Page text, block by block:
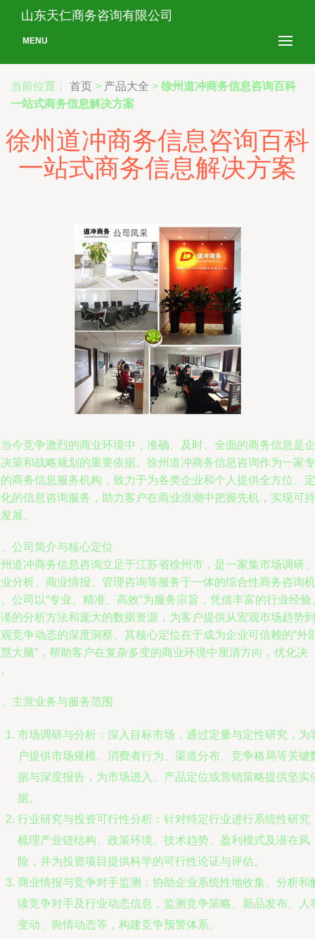
山东天仁商务咨询有限公司
MENU
当前位置： 首页 > 产品大全 > 徐州道冲商务信息咨询百科
一站式商务信息解决方案
徐州道冲商务信息咨询百科
一站式商务信息解决方案
今竞争激烈的商业环境中，准确、及时、全面的商务信息是企
策和战略规划的重要依据。徐州道冲商务信息咨询作为一家专
商务信息服务机构，致力于为各类企业和个人提供全方位、定
的信息咨询服务，助力客户在商业浪潮中把握先机，实现可持
展。
公司简介与核心定位
道冲商务信息咨询立足于江苏省徐州市，是一家集市场调研、
分析、商业情报、管理咨询等服务于一体的综合性商务咨询机
公司以“专业、精准、高效”为服务宗旨，凭借丰富的行业经验
的分析方法和庞大的数据资源，为客户提供从宏观市场趋势到
竞争动态的深度洞察。其核心定位在于成为企业可信赖的“外
大脑”，帮助客户在复杂多变的商业环境中厘清方向，优化决
主营业务与服务范围
市场调研与分析：深入目标市场，通过定量与定性研究，为
户提供市场规模、消费者行为、渠道分布、竞争格局等关键
据与深度报告，为市场进入、产品定位或营销策略提供坚实
据。
行业研究与投资可行性分析：针对特定行业进行系统性研究
梳理产业链结构、政策环境、技术趋势、盈利模式及潜在风
险，并为投资项目提供科学的可行性论证与评估。
商业情报与竞争对手监测：协助企业系统性地收集、分析和
读竞争对手及行业动态信息，监测竞争策略、新品发布、人
变动、舆情动态等，构建竞争预警体系。